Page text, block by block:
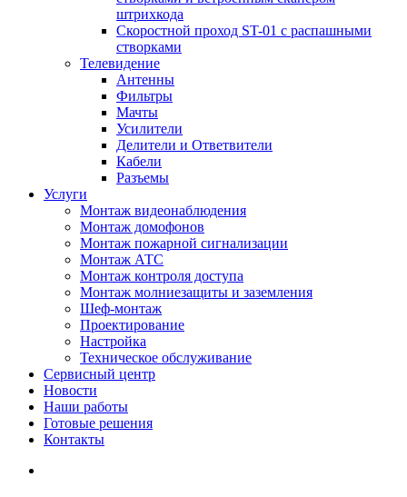
штрихкода
Скоростной проход ST-01 с распашными
створками
Телевидение
Антенны
Фильтры
Мачты
Усилители
Делители и Ответвители
Кабели
Разъемы
Услуги
Монтаж видеонаблюдения
Монтаж домофонов
Монтаж пожарной сигнализации
Монтаж АТС
Монтаж контроля доступа
Монтаж молниезащиты и заземления
Шеф-монтаж
Проектирование
Настройка
Техническое обслуживание
Сервисный центр
Новости
Наши работы
Готовые решения
Контакты